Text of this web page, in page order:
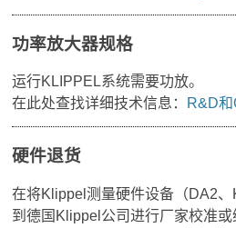
功率放大器规格
运行KLIPPEL系统需要功放。
在此处查找详细技术信息： R&D
硬件退货
在将Klippel测量硬件设备（DA2
到德国Klippel公司进行厂家校准